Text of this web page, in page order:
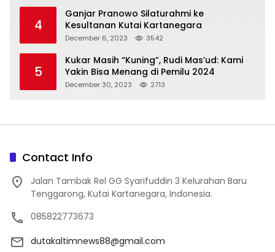
4
Ganjar Pranowo Silaturahmi ke
Kesultanan Kutai Kartanegara
December 6, 2023 3542
5
Kukar Masih “Kuning”, Rudi Mas’ud: Kami
Yakin Bisa Menang di Pemilu 2024
December 30, 2023 2713
Contact Info
Jalan Tambak Rel GG Syarifuddin 3 Kelurahan Baru
Tenggarong, Kutai Kartanegara, Indonesia.
085822773673
dutakaltimnews88@gmail.com